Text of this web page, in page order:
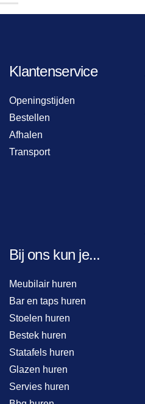
Klantenservice
Openingstijden
Bestellen
Afhalen
Transport
Bij ons kun je...
Meubilair huren
Bar en taps huren
Stoelen huren
Bestek huren
Statafels huren
Glazen huren
Servies huren